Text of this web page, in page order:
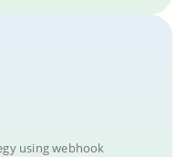
using webhook